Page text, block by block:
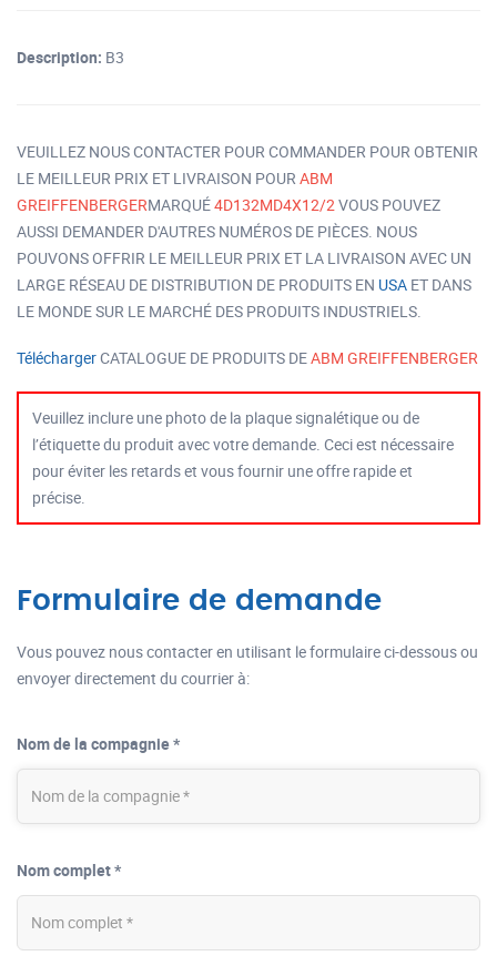
Description: B3
VEUILLEZ NOUS CONTACTER POUR COMMANDER POUR OBTENIR
LE MEILLEUR PRIX ET LIVRAISON POUR ABM
GREIFFENBERGERMARQUÉ4D132MD4X12/2 VOUS POUVEZ
AUSSI DEMANDER D'AUTRES NUMÉROS DE PIÈCES. NOUS
POUVONS OFFRIR LE MEILLEUR PRIX ET LA LIVRAISON AVEC UN
LARGE RÉSEAU DE DISTRIBUTION DE PRODUITS EN USA ET DANS
LE MONDE SUR LE MARCHÉ DES PRODUITS INDUSTRIELS.
TéléchargerCATALOGUE DE PRODUITS DEABM GREIFFENBERGER
Veuillez inclure une photo de la plaque signalétique ou de
l’étiquette du produit avec votre demande. Ceci est nécessaire
pour éviter les retards et vous fournir une offre rapide et
précise.
Formulaire de demande
Vous pouvez nous contacter en utilisant le formulaire ci-dessous ou
envoyer directement du courrier à:
Nom de la compagnie *
Nom complet *